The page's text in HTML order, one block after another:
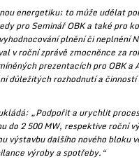
energetiku; to může udělat
pro Seminář OBK a také pro
plnění či neplnění
v roční zprávě zmocněnce za
prezentacích pro OBK a
důležitých rozhodnutí a
„Podpořit a urychlit
2 500 MW, respektive roční
výstavbu dalšího nového
výroby a spotřeby.“